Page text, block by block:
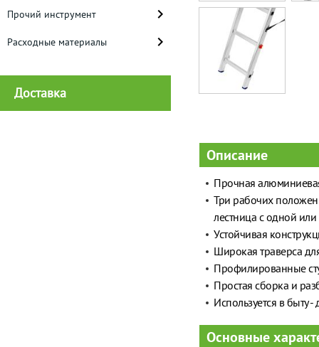
Прочий инструмент
Расходные материалы
Доставка
Описание
Прочная
Три рабочих
лестница с одной
Устойчивая
Широкая траверса
Профилированные
Простая сборка и
Используется в быту
Основные